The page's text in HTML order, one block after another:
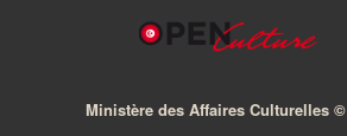
Ministère des Affaires Culturelles ©